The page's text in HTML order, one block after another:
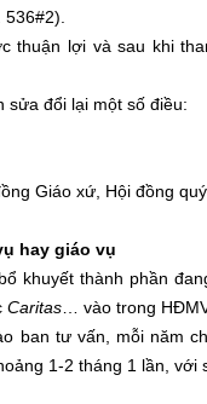
thuận lợi và sau khi
sửa đổi lại một số điều:
Giáo xứ, Hội đồng
hay giáo vụ
khuyết thành phần
Caritas … vào trong
ban tư vấn, mỗi năm
1-2 tháng 1 lần,